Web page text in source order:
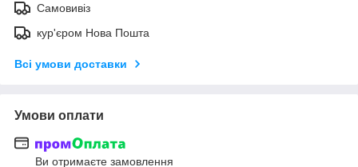
Самовивіз
кур'єром Нова Пошта
Всі умови доставки
Умови оплати
Ви отримаєте замовлення